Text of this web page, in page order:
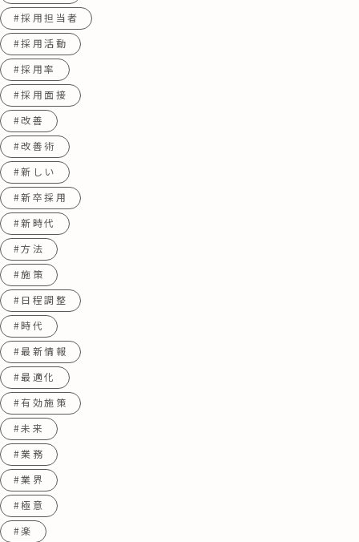
#採用担当者
#採用活動
#採用率
#採用面接
#改善
#改善術
#新しい
#新卒採用
#新時代
#方法
#施策
#日程調整
#時代
#最新情報
#最適化
#有効施策
#未来
#業務
#業界
#極意
#楽